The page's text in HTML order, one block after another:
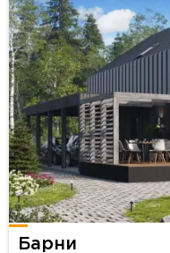
Барни